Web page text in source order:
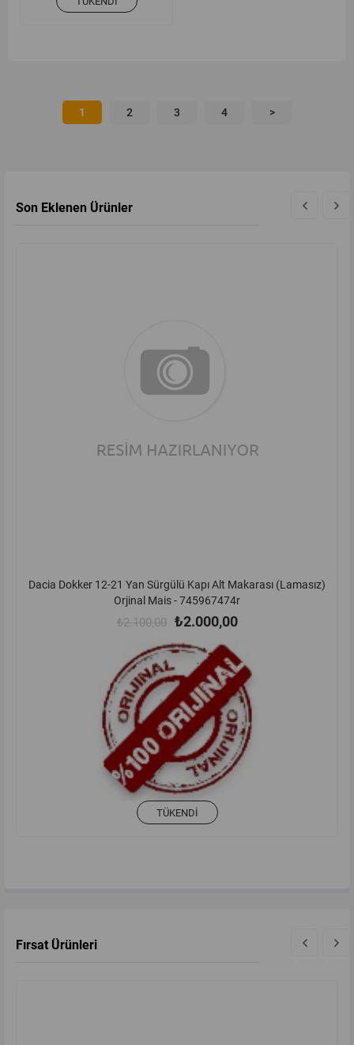
1 2 3 4 >
Son Eklenen Ürünler
Dacia Dokker 12-21 Yan Sürgülü Kapı Alt Makarası (Lamasız)
Orjinal Mais - 745967474r
₺2.000,00
₺2.100,00
TÜKENDI
Fırsat Ürünleri